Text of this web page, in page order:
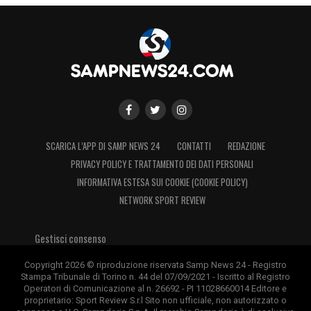
“Boero a 9” di Genova.
LA PLAYLIST DELLE NOSTRE TOP NEWS
SCARICA L’APP DI SAMP NEWS 24 CONTATTI
REDAZIONE
PRIVACY POLICY E TRATTAMENTO DEI DATI PERSONALI
INFORMATIVA ESTESA SUI COOKIE (COOKIE POLICY)
NETWORK SPORT REVIEW
Gestisci consenso
Copyright 2026 © riproduzione riservata Samp News 24 - Registro
Stampa Tribunale di Torino n. 44 del 07/09/2021 - Iscritto al Registro
Operatori di Comunicazione al n. 26692 - PI 11028660014 Editore e
proprietario: Sport Review S.r.l Sito non ufficiale, non autorizzato o